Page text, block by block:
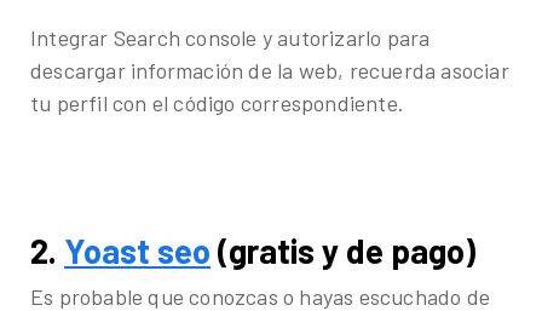
Integrar Search console y autorizarlo para
descargar información de la web, recuerda asociar
tu perfil con el código correspondiente.
2. Yoast seo (gratis y de pago)
Es probable que conozcas o hayas escuchado de